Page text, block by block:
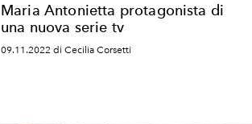
Maria Antonietta protagonista di
una nuova serie tv
09.11.2022 di Cecilia Corsetti